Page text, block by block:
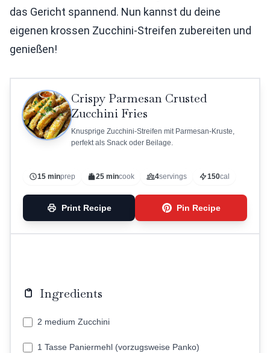
das Gericht spannend. Nun kannst du deine
eigenen krossen Zucchini-Streifen zubereiten und
genießen!
Crispy Parmesan Crusted
Zucchini Fries
Knusprige Zucchini-Streifen mit Parmesan-Kruste,
perfekt als Snack oder Beilage.
15 minprep 25 mincook 4servings 150cal
Print Recipe Pin Recipe
Ingredients
2 medium Zucchini
1 Tasse Paniermehl (vorzugsweise Panko)